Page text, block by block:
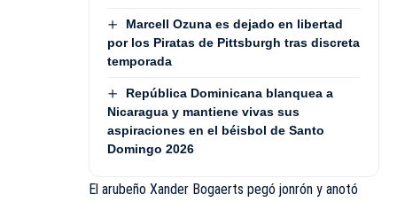
Marcell Ozuna es dejado en libertad
por los Piratas de Pittsburgh tras discreta
temporada
República Dominicana blanquea a
Nicaragua y mantiene vivas sus
aspiraciones en el béisbol de Santo
Domingo 2026
El arubeño Xander Bogaerts pegó jonrón y anotó